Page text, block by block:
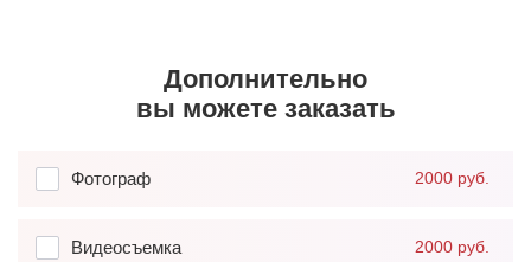
Дополнительно
вы можете заказать
Фотограф 2000 руб.
Видеосъемка 2000 руб.